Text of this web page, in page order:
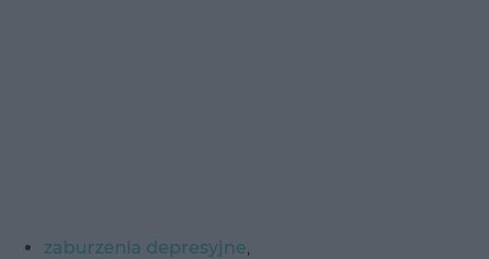
zaburzenia depresyjne,